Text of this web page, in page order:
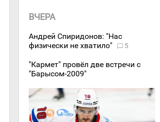
ВЧЕРА
Андрей Спиридонов: "Нас
физически не хватило"
5
"Кармет" провёл две встречи с
"Барысом-2009"